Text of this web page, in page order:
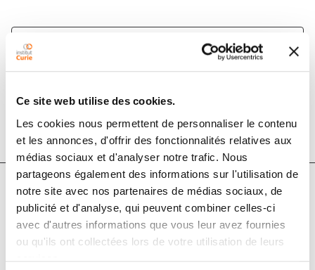
Ce site web utilise des cookies.
Les cookies nous permettent de personnaliser le contenu
et les annonces, d'offrir des fonctionnalités relatives aux
médias sociaux et d'analyser notre trafic. Nous
partageons également des informations sur l'utilisation de
notre site avec nos partenaires de médias sociaux, de
publicité et d'analyse, qui peuvent combiner celles-ci
avec d'autres informations que vous leur avez fournies
ou qu'ils ont collectées lors de votre utilisation de leurs
1 déc. 2020
Journal of Extracellular Vesicles
DOI :10.1002/jev2.12037
Auteurs
Rienk Nieuwland, Juan M. Falcón‐Pérez, Clotilde